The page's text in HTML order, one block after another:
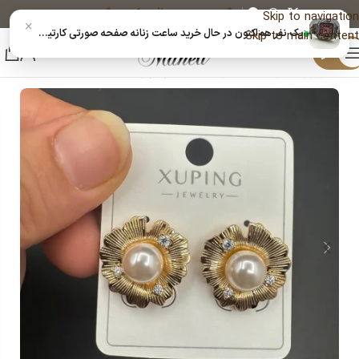
Skip to navigation
Skip to main content
پیگیری خریددریافت کد رهگیری پستی
منو
خانه زیورآلات و بدلیجات رنگ ثابت گوشواره
یک نفر هم‌اکنون در حال خرید ساعت زنانه صفحه صورتی کارتیر قیمت ارزان |14040593 است ×